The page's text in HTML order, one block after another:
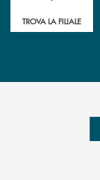
TROVA LA FILIALE